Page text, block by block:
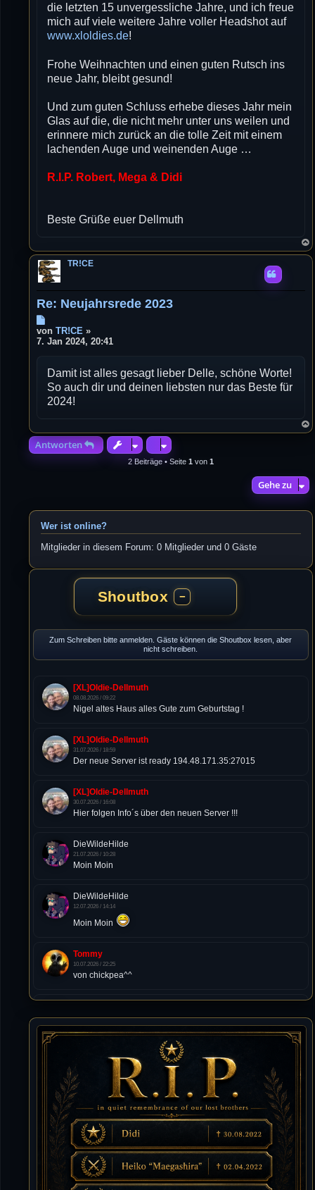
die letzten 15 unvergessliche Jahre, und ich freue
mich auf viele weitere Jahre voller Headshot auf
www.xloldies.de!
Frohe Weihnachten und einen guten Rutsch ins
neue Jahr, bleibt gesund!
Und zum guten Schluss erhebe dieses Jahr mein
Glas auf die, die nicht mehr unter uns weilen und
erinnere mich zurück an die tolle Zeit mit einem
lachenden Auge und weinenden Auge …
R.I.P. Robert, Mega & Didi
Beste Grüße euer Dellmuth
c
TR!CE
Re: Neujahrsrede 2023
e
i
a
g
vonTR!CE »
7. Jan 2024, 20:41
Damit ist alles gesagt lieber Delle, schöne Worte!
So auch dir und deinen liebsten nur das Beste für
2024!
Antworten
2 Beiträge • Seite 1 von 1
Gehe zu
Wer ist online?
Mitglieder in diesem Forum: 0 Mitglieder und 0 Gäste
Shoutbox −
Zum Schreiben bitte anmelden. Gäste können die Shoutbox lesen, aber
nicht schreiben.
[XL]Oldie-Dellmuth
08.08.2026 / 09:22
Nigel altes Haus alles Gute zum Geburtstag !
[XL]Oldie-Dellmuth
31.07.2026 / 18:59
Der neue Server ist ready 194.48.171.35:27015
[XL]Oldie-Dellmuth
30.07.2026 / 16:08
Hier folgen Info´s über den neuen Server !!!
DieWildeHilde
21.07.2026 / 10:28
Moin Moin
DieWildeHilde
12.07.2026 / 14:14
Moin Moin
Tommy
10.07.2026 / 22:25
von chickpea^^
Letzte Aktivität:
27. Dez 2023, 22:48
DieWildeHilde
10.07.2026 / 12:48
Happy Birthday Chickpea
DieWildeHilde
10.07.2026 / 10:08
Hallo meine Lieben!
Isimiyaki